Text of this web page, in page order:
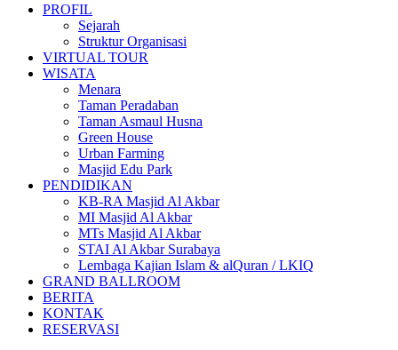
PROFIL
Sejarah
Struktur Organisasi
VIRTUAL TOUR
WISATA
Menara
Taman Peradaban
Taman Asmaul Husna
Green House
Urban Farming
Masjid Edu Park
PENDIDIKAN
KB-RA Masjid Al Akbar
MI Masjid Al Akbar
MTs Masjid Al Akbar
STAI Al Akbar Surabaya
Lembaga Kajian Islam & alQuran / LKIQ
GRAND BALLROOM
BERITA
KONTAK
RESERVASI